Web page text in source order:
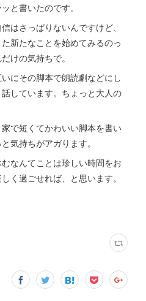
と書いたのです。
はさっぱりないんですけど、
新たなことを始めてみるのっ
けの気持ちで。
にその脚本で朗読劇などにし
しています。ちょっと大人の
で短くてかわいい脚本を書い
気持ちがアガります。
なんてことは珍しい時間をお
く過ごせれば、と思います。